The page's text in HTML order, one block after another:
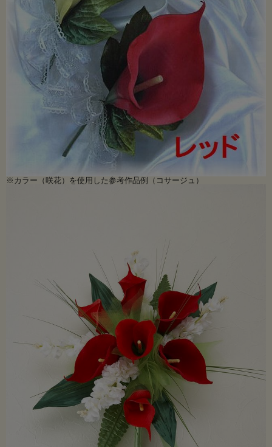
※カラー（咲花）を使用した参考作品例（コサージュ）